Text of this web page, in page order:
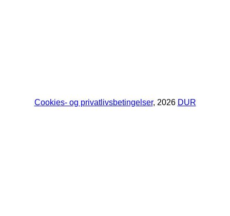
Cookies- og privatlivsbetingelser, 2026 DUR